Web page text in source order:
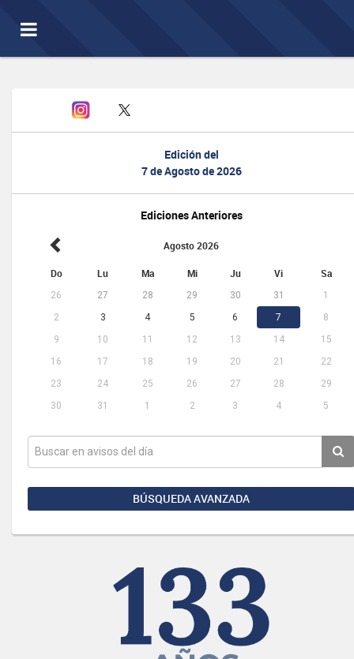
Toggle
navigation
Edición del
7 de Agosto de 2026
Ediciones Anteriores
Agosto 2026
Do Lu Ma Mi Ju Vi Sa
26 27 28 29 30 31
1
2
3 4 5 6 7
8
9
10 11 12 13 14
15
16
17 18 19 20 21
22
23
24 25 26 27 28
29
30
31 1 2 3 4 5
BÚSQUEDA AVANZADA